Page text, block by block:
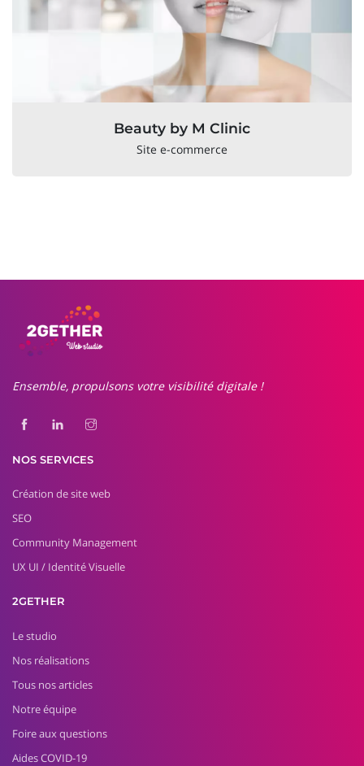
Beauty by M Clinic
Site e-commerce
Ensemble, propulsons votre visibilité digitale !
NOS SERVICES
Création de site web
SEO
Community Management
UX UI / Identité Visuelle
2GETHER
Le studio
Nos réalisations
Tous nos articles
Notre équipe
Foire aux questions
Aides COVID-19